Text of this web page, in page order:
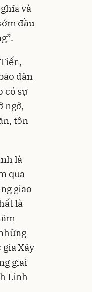
và
đầu
dân
có sự
ngỡ,
tồn
là
qua
giao
là
Xây
giai
Linh